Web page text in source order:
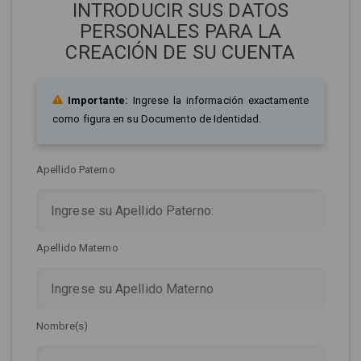
INTRODUCIR SUS DATOS
PERSONALES PARA LA
CREACIÓN DE SU CUENTA
Importante: Ingrese la información exactamente
como figura en su Documento de Identidad.
Apellido Paterno
Apellido Materno
Nombre(s)